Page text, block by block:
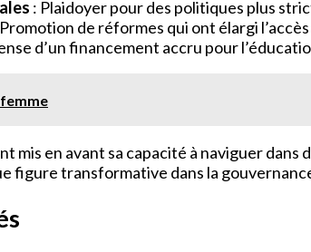
: Plaidoyer pour des politiques plus
de réformes qui ont élargi
d’un financement accru pour
mis en avant sa capacité à naviguer
figure transformative dans la